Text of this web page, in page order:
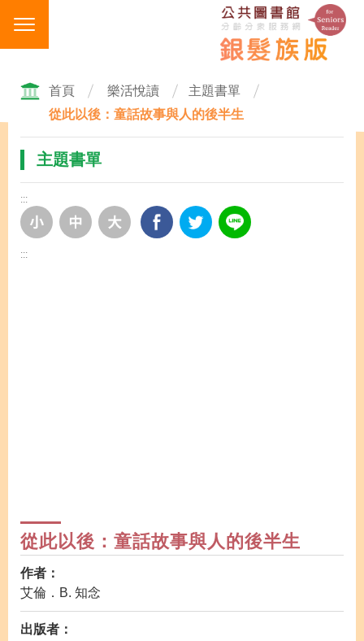
主
區
首頁 樂活悅讀
主題書單
從此以後：童話故事與人的後半生
主題書單
:::
:::
從此以後：童話故事與人的後半生
作者：
艾倫．B. 知念
出版者：